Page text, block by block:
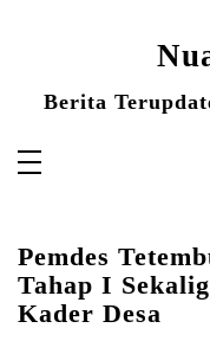
Berita
Pemdes
Tahap I
Kader Desa